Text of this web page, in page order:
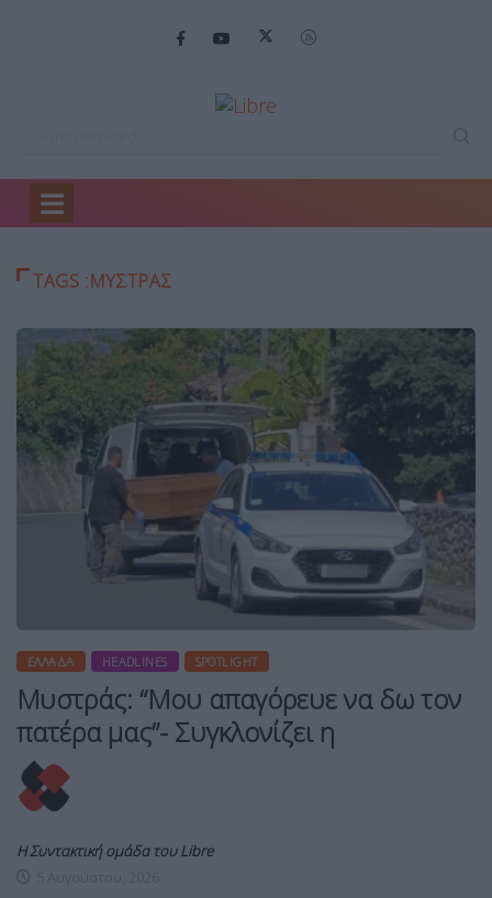
Home
TAGS :ΜΥΣΤΡΆΣ
ΕΛΛΆΔΑ HEADLINES SPOTLIGHT
Μυστράς: “Μου απαγόρευε να δω τον
πατέρα μας”- Συγκλονίζει η
Η Συντακτική ομάδα του Libre